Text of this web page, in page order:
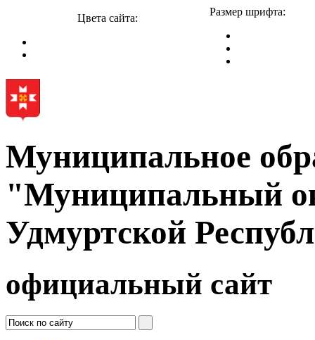
Цвета сайта:
Размер шрифта:
Муниципальное
"Муниципальный
Удмуртской
официальный сайт